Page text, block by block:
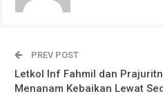
PREV POST
Letkol Inf Fahmil dan
Menanam Kebaikan Lewat